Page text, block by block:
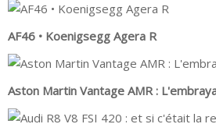
AF46 • Koenigsegg Agera R
Aston Martin Vantage AMR :